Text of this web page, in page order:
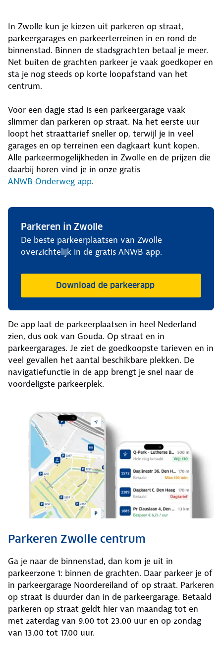
In Zwolle kun je kiezen uit parkeren op straat,
parkeergarages en parkeerterreinen in en rond de
binnenstad. Binnen de stadsgrachten betaal je meer.
Net buiten de grachten parkeer je vaak goedkoper en
sta je nog steeds op korte loopafstand van het
centrum.
Voor een dagje stad is een parkeergarage vaak
slimmer dan parkeren op straat. Na het eerste uur
loopt het straattarief sneller op, terwijl je in veel
garages en op terreinen een dagkaart kunt kopen.
Alle parkeermogelijkheden in Zwolle en de prijzen die
daarbij horen vind je in onze gratis
ANWB Onderweg app.
Parkeren in Zwolle
De beste parkeerplaatsen van Zwolle
overzichtelijk in de gratis ANWB app.
Download de parkeerapp
De app laat de parkeerplaatsen in heel Nederland
zien, dus ook van Gouda. Op straat en in
parkeergarages. Je ziet de goedkoopste tarieven en in
veel gevallen het aantal beschikbare plekken. De
navigatiefunctie in de app brengt je snel naar de
voordeligste parkeerplek.
Parkeren Zwolle centrum
Ga je naar de binnenstad, dan kom je uit in
parkeerzone 1: binnen de grachten. Daar parkeer je of
in parkeergarage Noordereiland of op straat. Parkeren
op straat is duurder dan in de parkeergarage. Betaald
parkeren op straat geldt hier van maandag tot en
met zaterdag van 9.00 tot 23.00 uur en op zondag
van 13.00 tot 17.00 uur.